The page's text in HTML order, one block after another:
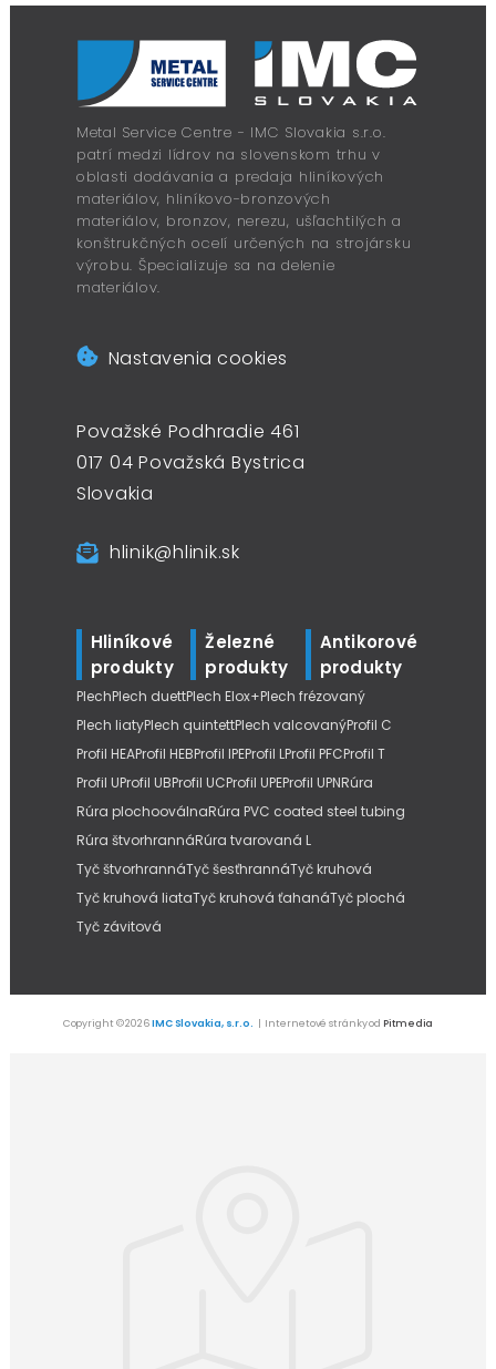
Metal Service Centre - IMC Slovakia s.r.o.
patrí medzi lídrov na slovenskom trhu v
oblasti dodávania a predaja hliníkových
materiálov, hliníkovo-bronzových
materiálov, bronzov, nerezu, ušľachtilých a
konštrukčných ocelí určených na strojársku
výrobu. Špecializuje sa na delenie
materiálov.
Nastavenia cookies
Považské Podhradie 461
017 04 Považská Bystrica
Slovakia
hlinik@hlinik.sk
Hliníkové
produkty
Železné
produkty
Antikorové
produkty
PlechPlech duettPlech Elox+Plech frézovaný
Plech liatyPlech quintettPlech valcovanýProfil C
Profil HEAProfil HEBProfil IPEProfil LProfil PFCProfil T
Profil UProfil UBProfil UCProfil UPEProfil UPNRúra
Rúra plochooválnaRúra PVC coated steel tubing
Rúra štvorhrannáRúra tvarovaná L
Tyč štvorhrannáTyč šesťhrannáTyč kruhová
Tyč kruhová liataTyč kruhová ťahanáTyč plochá
Tyč závitová
Copyright © 2026IMC Slovakia, s.r.o. | Internetové stránky od Pitmedia